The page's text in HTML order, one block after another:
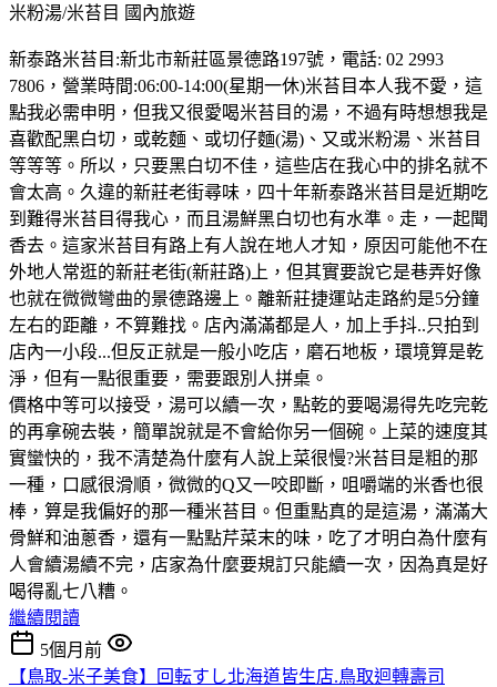
米粉湯/米苔目 國內旅遊
新泰路米苔目:新北市新莊區景德路197號，電話: 02 2993
7806，營業時間:06:00-14:00(星期一休)米苔目本人我不愛，這
點我必需申明，但我又很愛喝米苔目的湯，不過有時想想我是
喜歡配黑白切，或乾麵、或切仔麵(湯)、又或米粉湯、米苔目
等等等。所以，只要黑白切不佳，這些店在我心中的排名就不
會太高。久違的新莊老街尋味，四十年新泰路米苔目是近期吃
到難得米苔目得我心，而且湯鮮黑白切也有水準。走，一起聞
香去。這家米苔目有路上有人說在地人才知，原因可能他不在
外地人常逛的新莊老街(新莊路)上，但其實要說它是巷弄好像
也就在微微彎曲的景德路邊上。離新莊捷運站走路約是5分鐘
左右的距離，不算難找。店內滿滿都是人，加上手抖..只拍到
店內一小段...但反正就是一般小吃店，磨石地板，環境算是乾
淨，但有一點很重要，需要跟別人拼桌。
價格中等可以接受，湯可以續一次，點乾的要喝湯得先吃完乾
的再拿碗去裝，簡單說就是不會給你另一個碗。上菜的速度其
實蠻快的，我不清楚為什麼有人說上菜很慢?米苔目是粗的那
一種，口感很滑順，微微的Q又一咬即斷，咀嚼端的米香也很
棒，算是我偏好的那一種米苔目。但重點真的是這湯，滿滿大
骨鮮和油蔥香，還有一點點芹菜末的味，吃了才明白為什麼有
人會續湯續不完，店家為什麼要規訂只能續一次，因為真是好
喝得亂七八糟。
繼續閱讀
5個月前
【鳥取-米子美食】回転すし北海道皆生店.鳥取迴轉壽司